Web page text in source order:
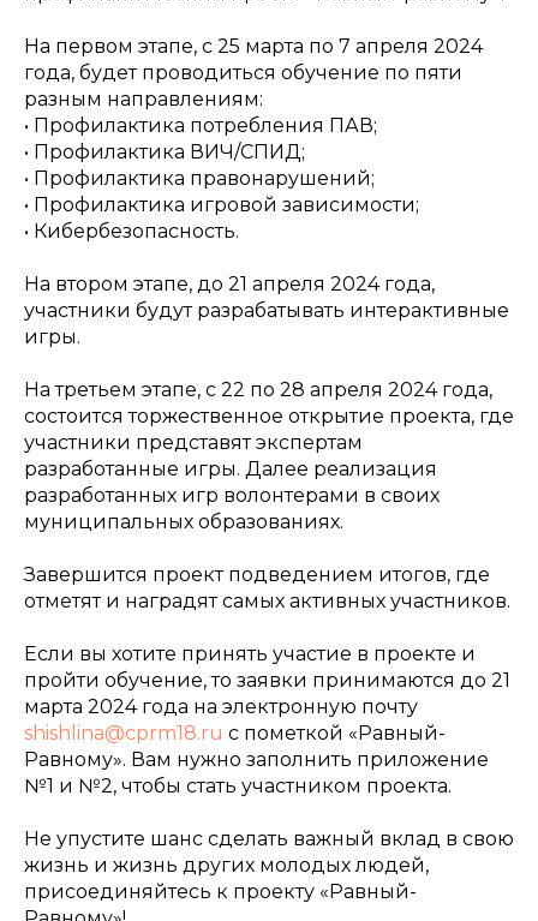
На первом этапе, с 25 марта по 7 апреля 2024
года, будет проводиться обучение по пяти
разным направлениям:
• Профилактика потребления ПАВ;
• Профилактика ВИЧ/СПИД;
• Профилактика правонарушений;
• Профилактика игровой зависимости;
• Кибербезопасность.
На втором этапе, до 21 апреля 2024 года,
участники будут разрабатывать интерактивные
игры.
На третьем этапе, с 22 по 28 апреля 2024 года,
состоится торжественное открытие проекта, где
участники представят экспертам
разработанные игры. Далее реализация
разработанных игр волонтерами в своих
муниципальных образованиях.
Завершится проект подведением итогов, где
отметят и наградят самых активных участников.
Если вы хотите принять участие в проекте и
пройти обучение, то заявки принимаются до 21
марта 2024 года на электронную почту
shishlina@cprm18.ru с пометкой «Равный-
Равному». Вам нужно заполнить приложение
№1 и №2, чтобы стать участником проекта.
Не упустите шанс сделать важный вклад в свою
жизнь и жизнь других молодых людей,
присоединяйтесь к проекту «Равный-